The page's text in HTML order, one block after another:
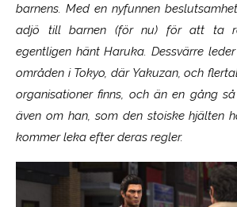
barnens. Med en nyfunnen
adjö till barnen (för nu) för att ta
egentligen hänt Haruka. Dessvärre
områden i Tokyo, där Yakuzan, och
organisationer finns, och än en gång
även om han, som den stoiske hjälten
kommer leka efter deras regler.